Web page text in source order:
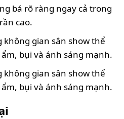
bá rõ ràng ngay cả trong
cao.
gian sân show thể
bụi và ánh sáng mạnh.
gian sân show thể
bụi và ánh sáng mạnh.